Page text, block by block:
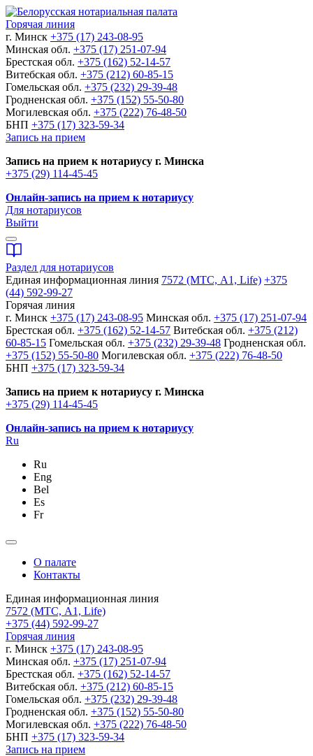
Горячая линия
г. Минск +375 (17) 243-08-95
Минская обл. +375 (17) 251-07-94
Брестская обл. +375 (162) 52-14-57
Витебская обл. +375 (212) 60-85-15
Гомельская обл. +375 (232) 29-39-48
Гродненская обл. +375 (152) 55-50-80
Могилевская обл. +375 (222) 76-48-50
БНП +375 (17) 323-59-34
Запись на прием
Запись на прием к нотариусу г. Минска
+375 (29) 114-45-45
Онлайн-запись на прием к нотариусу
Для нотариусов
Выйти
Раздел для нотариусов
Единая информационная линия 7572 (МТС, A1, Life) +375
(44) 592-99-27
Горячая линия
г. Минск +375 (17) 243-08-95 Минская обл. +375 (17) 251-07-94
Брестская обл. +375 (162) 52-14-57 Витебская обл. +375 (212)
60-85-15 Гомельская обл. +375 (232) 29-39-48 Гродненская обл.
+375 (152) 55-50-80 Могилевская обл. +375 (222) 76-48-50
БНП +375 (17) 323-59-34
Запись на прием к нотариусу г. Минска
+375 (29) 114-45-45
Онлайн-запись на прием к нотариусу
Ru
Ru
Eng
Bel
Es
Fr
О палате
Контакты
Единая информационная линия
7572 (МТС, A1, Life)
+375 (44) 592-99-27
Горячая линия
г. Минск +375 (17) 243-08-95
Минская обл. +375 (17) 251-07-94
Брестская обл. +375 (162) 52-14-57
Витебская обл. +375 (212) 60-85-15
Гомельская обл. +375 (232) 29-39-48
Гродненская обл. +375 (152) 55-50-80
Могилевская обл. +375 (222) 76-48-50
БНП +375 (17) 323-59-34
Запись на прием